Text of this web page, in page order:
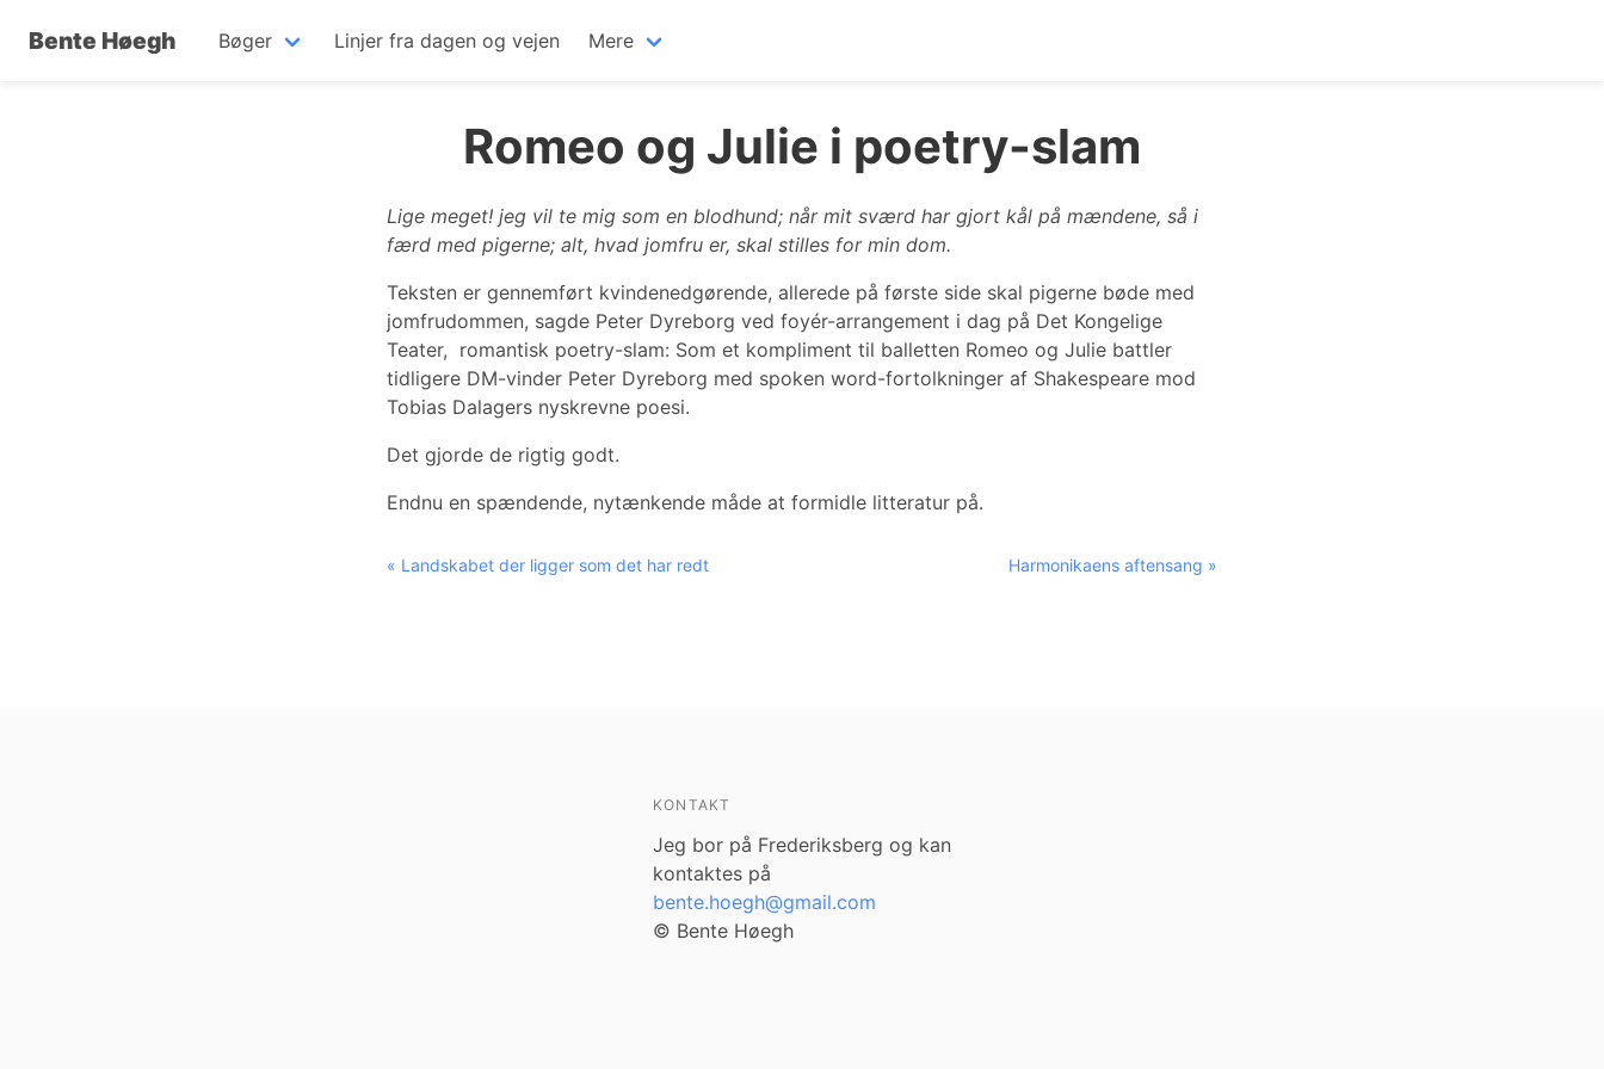
Bente Høegh Bøger Linjer fra dagen og vejen Mere
Romeo og Julie i poetry-slam
Lige meget! jeg vil te mig som en blodhund; når mit sværd har gjort kål på mændene, så i
færd med pigerne; alt, hvad jomfru er, skal stilles for min dom.
Teksten er gennemført kvindenedgørende, allerede på første side skal pigerne bøde med
jomfrudommen, sagde Peter Dyreborg ved foyér-arrangement i dag på Det Kongelige
Teater, romantisk poetry-slam: Som et kompliment til balletten Romeo og Julie battler
tidligere DM-vinder Peter Dyreborg med spoken word-fortolkninger af Shakespeare mod
Tobias Dalagers nyskrevne poesi.
Det gjorde de rigtig godt.
Endnu en spændende, nytænkende måde at formidle litteratur på.
« Landskabet der ligger som det har redt Harmonikaens aftensang »
KONTAKT
Jeg bor på Frederiksberg og kan
kontaktes på
bente.hoegh@gmail.com
© Bente Høegh